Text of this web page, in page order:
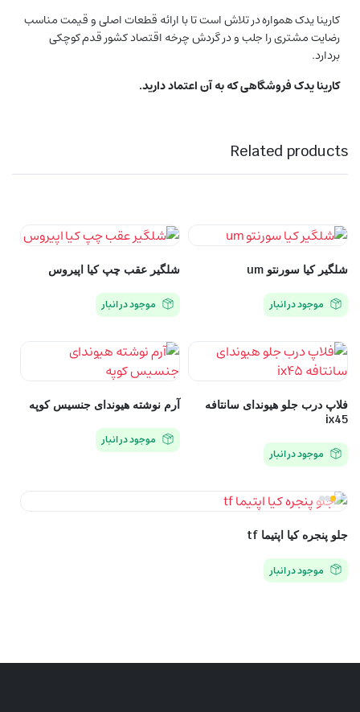
کارینا یدک همواره در تلاش است تا با ارائه قطعات اصلی و قیمت مناسب
رضایت مشتری را جلب و در گردش چرخه اقتصاد کشور قدم کوچکی
بردارد.
کارینا یدک فروشگاهی که به آن اعتماد دارید.
Related products
شلگیر کیا سورنتو um
موجود در انبار
شلگیر عقب چپ کیا اپیروس
موجود در انبار
فلاپ درب جلو هیوندای سانتافه
ix45
موجود در انبار
آرم نوشته هیوندای جنسیس کوپه
موجود در انبار
جلو پنجره کیا اپتیما tf
موجود در انبار